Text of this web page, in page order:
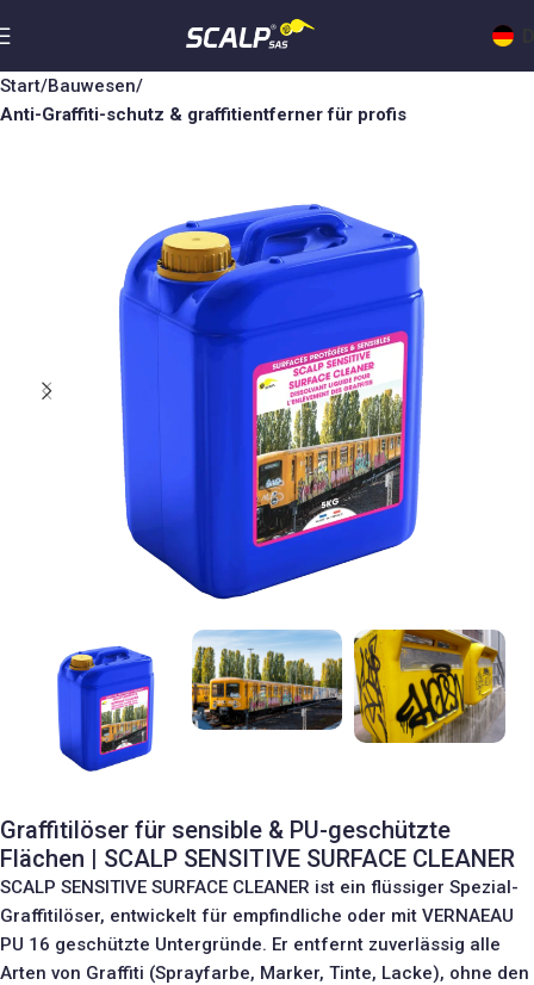
Start Bauwesen
Anti-Graffiti-schutz & graffitientferner für profis
Graffitilöser für sensible & PU-geschützte
Flächen | SCALP SENSITIVE SURFACE CLEANER
SCALP SENSITIVE SURFACE CLEANER ist ein flüssiger Spezial-
Graffitilöser, entwickelt für empfindliche oder mit VERNAEAU
PU 16 geschützte Untergründe. Er entfernt zuverlässig alle
Arten von Graffiti (Sprayfarbe, Marker, Tinte, Lacke), ohne den